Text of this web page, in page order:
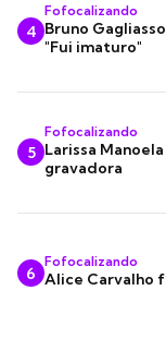
4
Fofocalizando
Bruno
"Fui imaturo"
5
Fofocalizando
Larissa
gravadora
6
Fofocalizando
Alice Carvalho